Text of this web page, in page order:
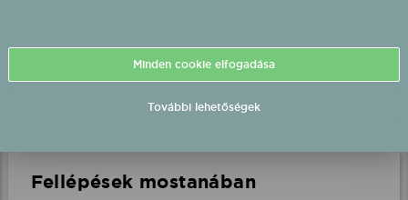
2026.08.09 20:00 UTC+2
Fellépések mostanában
Minden cookie elfogadása
További lehetőségek